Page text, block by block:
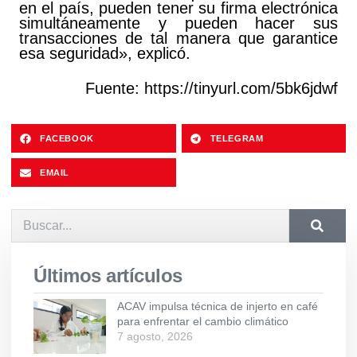
en el país, pueden tener su firma electrónica
simultáneamente y pueden hacer sus
transacciones de tal manera que garantice
esa seguridad», explicó.
Fuente: https://tinyurl.com/5bk6jdwf
FACEBOOK TELEGRAM
EMAIL
Últimos artículos
ACAV impulsa técnica de injerto en café
para enfrentar el cambio climático
7 agosto, 2026